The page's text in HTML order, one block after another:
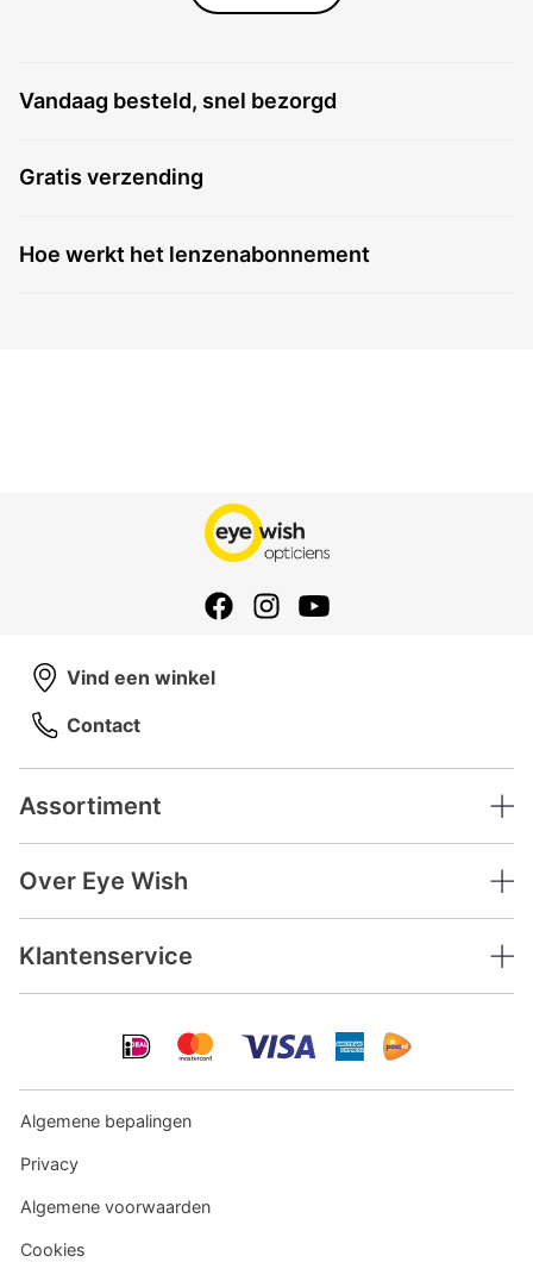
Vandaag besteld, snel bezorgd
Gratis verzending
Hoe werkt het lenzenabonnement
Assortiment
Over Eye Wish
Klantenservice
Vind een winkel
Contact
Algemene bepalingen
Privacy
Algemene voorwaarden
Cookies